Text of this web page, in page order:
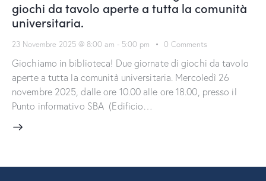
giochi da tavolo aperte a tutta la comunità
universitaria.
23 Novembre 2025 @ 8:00 am - 5:00 pm 0 Comments
Giochiamo in biblioteca! Due giornate di giochi da tavolo
aperte a tutta la comunità universitaria. Mercoledì 26
novembre 2025, dalle ore 10.00 alle ore 18.00, presso il
Punto informativo SBA (Edificio…